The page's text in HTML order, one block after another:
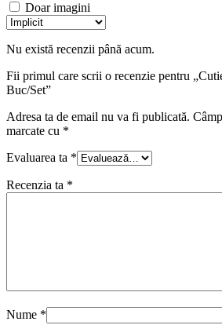
Doar imagini
Nu există recenzii până acum.
Fii primul care scrii o recenzie pentru
Buc/Set”
Adresa ta de email nu va fi publicată.
marcate cu *
Evaluarea ta *
Recenzia ta *
Nume *